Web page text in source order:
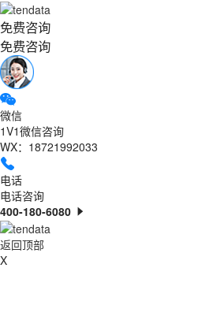
免费咨询
免费咨询
微信
1V1微信咨询
WX：18721992033
电话
电话咨询
400-180-6080
返回顶部
X